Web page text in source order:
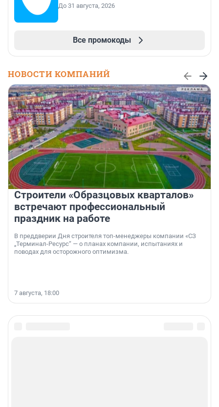
До 31 августа, 2026
Все промокоды
НОВОСТИ КОМПАНИЙ
Строители «Образцовых кварталов»
встречают профессиональный
праздник на работе
В преддверии Дня строителя топ-менеджеры компании «СЗ
„Терминал-Ресурс“ — о планах компании, испытаниях и
поводах для осторожного оптимизма.
7 августа, 18:00